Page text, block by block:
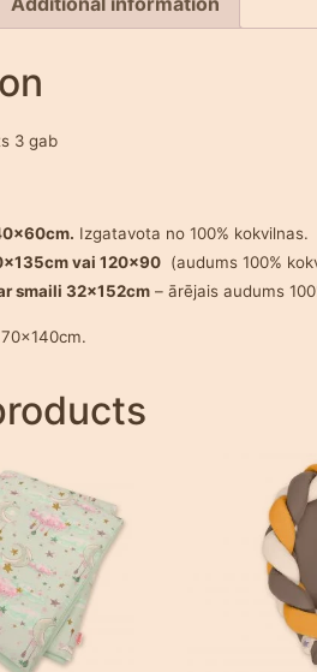
3 gab
Izgatavota no 100% kokvilnas.
vai 120×90 (audums 100%
smaili 32x152cm – ārējais audums